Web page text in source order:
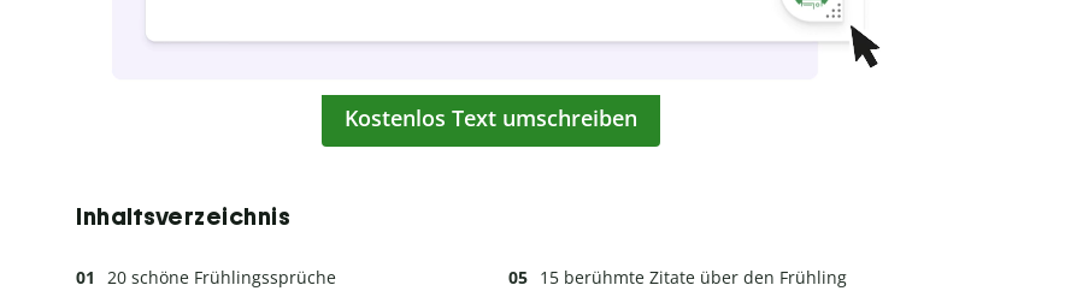
Kostenlos Text umschreiben
Inhaltsverzeichnis
20 schöne Frühlingssprüche
15 berühmte Zitate über den Frühling